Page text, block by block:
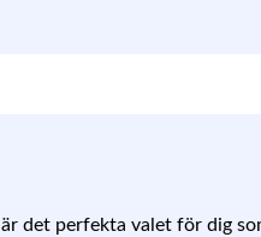
är det perfekta valet för dig